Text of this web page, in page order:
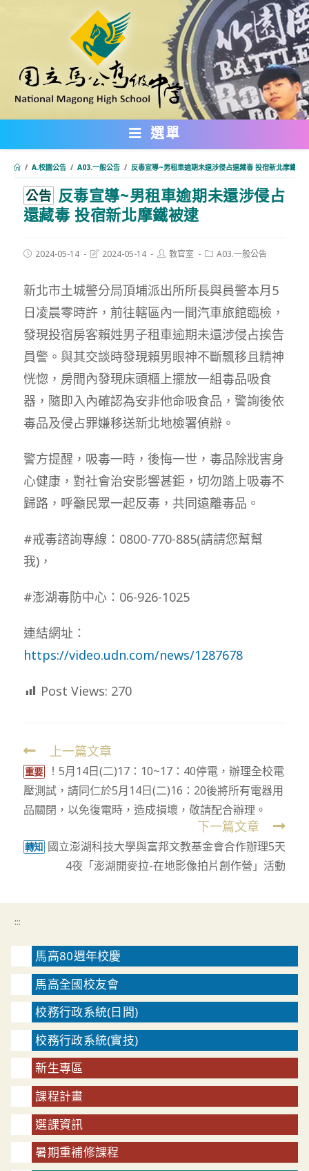
內
選單
/ A.校園公告 / A03.一般公告 / 反毒宣導~男租車逾期未還涉侵占還藏毒 投宿新北摩鐵被
公告 反毒宣導~男租車逾期未還涉侵占
還藏毒 投宿新北摩鐵被逮
Post2024-05-14
Post2024-05-14
Post教官室
PostA03.一般公告
新北市土城警分局頂埔派出所所長與員警本月5
日凌晨零時許，前往轄區內一間汽車旅館臨檢，
發現投宿房客賴姓男子租車逾期未還涉侵占挨告
員警。與其交談時發現賴男眼神不斷飄移且精神
恍惚，房間內發現床頭櫃上擺放一組毒品吸食
器，隨即入內確認為安非他命吸食品，警詢後依
毒品及侵占罪嫌移送新北地檢署偵辦。
警方提醒，吸毒一時，後悔一世，毒品除戕害身
心健康，對社會治安影響甚鉅，切勿踏上吸毒不
歸路，呼籲民眾一起反毒，共同遠離毒品。
#戒毒諮詢專線：0800-770-885(請請您幫幫
我)，
#澎湖毒防中心：06-926-1025
連結網址：
https://video.udn.com/news/1287678
Post Views: 270
Read
more
articles
上一篇文章
重要
！5月14日(二)17：10~17：40停電，辦理全校電
壓測試，請同仁於5月14日(二)16：20後將所有電器用
品關閉，以免復電時，造成損壞，敬請配合辦理。
下一篇文章
轉知 國立澎湖科技大學與富邦文教基金會合作辦理5天
4夜「澎湖開麥拉-在地影像拍片創作營」活動
:::
馬高80週年校慶
馬高全國校友會
校務行政系統(日間)
校務行政系統(實技)
新生專區
課程計畫
選課資訊
暑期重補修課程